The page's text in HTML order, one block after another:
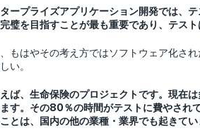
タープライズアプリケーション開発では、
璧を目指すことが最も重要であり、テス
もはやその考え方ではソフトウェア化さ
い。
えば、生命保険のプロジェクトです。現在
す。その80％の時間がテストに費やされ
とは、国内の他の業種・業界でも起きてい